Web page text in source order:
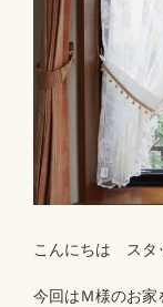
こんにちは スタ
今回はＭ様のお家